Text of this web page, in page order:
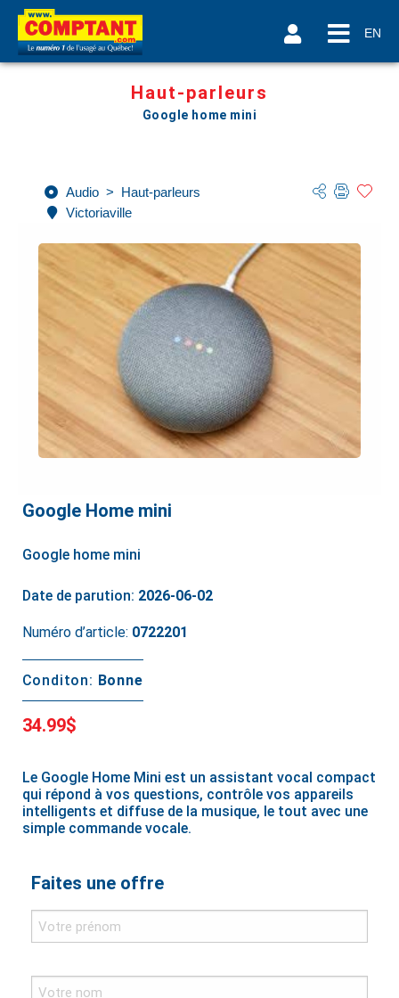
EN
Haut-parleurs
Google home mini
Audio > Haut-parleurs
Victoriaville
Google Home mini
Google home mini
Date de parution: 2026-06-02
Numéro d’article: 0722201
Conditon: Bonne
34.99$
Le Google Home Mini est un assistant vocal compact
qui répond à vos questions, contrôle vos appareils
intelligents et diffuse de la musique, le tout avec une
simple commande vocale.
Faites une offre